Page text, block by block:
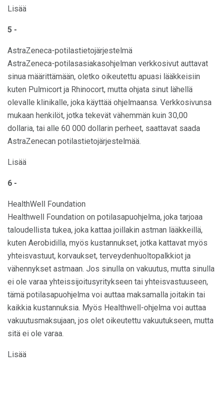
Lisää
5 -
AstraZeneca-potilastietojärjestelmä
AstraZeneca-potilasasiakasohjelman verkkosivut auttavat
sinua määrittämään, oletko oikeutettu apuasi lääkkeisiin
kuten Pulmicort ja Rhinocort, mutta ohjata sinut lähellä
olevalle klinikalle, joka käyttää ohjelmaansa. Verkkosivunsa
mukaan henkilöt, jotka tekevät vähemmän kuin 30,00
dollaria, tai alle 60 000 dollarin perheet, saattavat saada
AstraZenecan potilastietojärjestelmää.
Lisää
6 -
HealthWell Foundation
Healthwell Foundation on potilasapuohjelma, joka tarjoaa
taloudellista tukea, joka kattaa joillakin astman lääkkeillä,
kuten Aerobidilla, myös kustannukset, jotka kattavat myös
yhteisvastuut, korvaukset, terveydenhuoltopalkkiot ja
vähennykset astmaan. Jos sinulla on vakuutus, mutta sinulla
ei ole varaa yhteissijoitusyritykseen tai yhteisvastuuseen,
tämä potilasapuohjelma voi auttaa maksamalla joitakin tai
kaikkia kustannuksia. Myös Healthwell-ohjelma voi auttaa
vakuutusmaksujaan, jos olet oikeutettu vakuutukseen, mutta
sitä ei ole varaa.
Lisää